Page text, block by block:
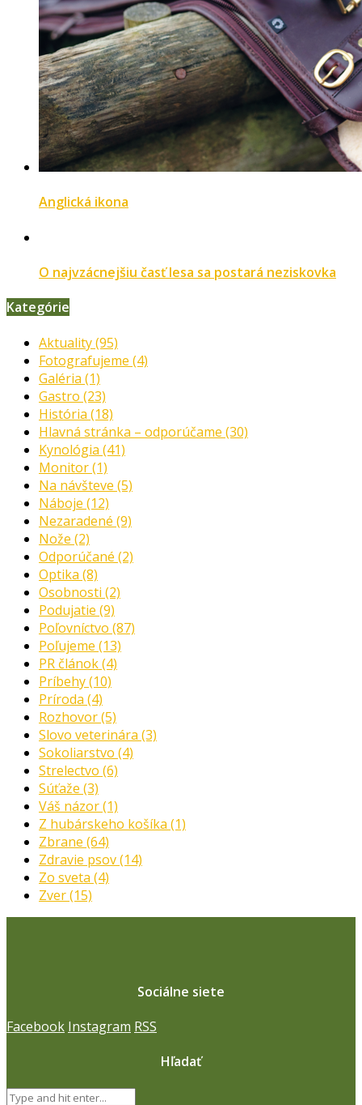
Anglická ikona
O najvzácnejšiu časť lesa sa postará neziskovka
Kategórie
Aktuality(95)
Fotografujeme (4)
Galéria (1)
Gastro (23)
História (18)
Hlavná stránka – odporúčame (30)
Kynológia (41)
Monitor(1)
Na návšteve (5)
Náboje (12)
Nezaradené (9)
Nože (2)
Odporúčané (2)
Optika (8)
Osobnosti (2)
Podujatie (9)
Poľovníctvo (87)
Poľujeme (13)
PR článok(4)
Príbehy(10)
Príroda (4)
Rozhovor(5)
Slovo veterinára (3)
Sokoliarstvo (4)
Strelectvo (6)
Súťaže (3)
Váš názor(1)
Z hubárskeho košíka (1)
Zbrane (64)
Zdravie psov(14)
Zo sveta (4)
Zver(15)
Sociálne siete
Facebook Instagram RSS
Hľadať